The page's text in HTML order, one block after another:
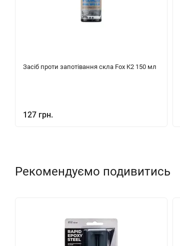
Засіб проти запотівання скла Fox K2 150 мл
127 грн.
Рекомендуємо подивитись